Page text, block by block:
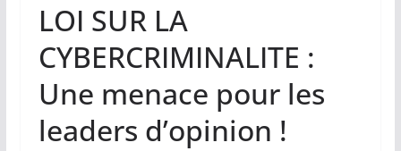
LOI SUR LA
CYBERCRIMINALITE :
Une menace pour les
leaders d’opinion !